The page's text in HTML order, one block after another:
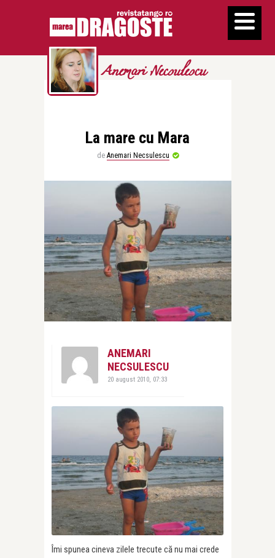
Anemari Necsulescu
La mare cu Mara
de Anemari Necsulescu
ANEMARI
NECSULESCU
20 august 2010, 07:33
Îmi spunea cineva zilele trecute că nu mai crede